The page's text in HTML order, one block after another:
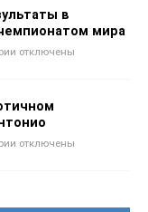
в
мира
отключены
отключены